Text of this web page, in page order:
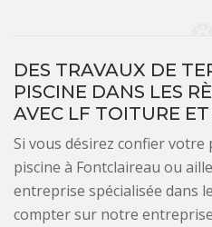
DES TRAVAUX DE
PISCINE DANS LES
AVEC LF TOITURE
Si vous désirez confier
piscine à Fontclaireau ou
entreprise spécialisée dans
compter sur notre